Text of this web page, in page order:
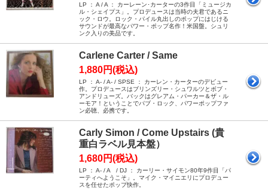
LP ： A / A ： カーレーン･カーターの3作目「ミュージカ
ル・シェイプス」。プロデュースは当時の夫君であるニ
ック・ロウ。ロック・パイル丸出しのポップにはじける
サウンドが最高なパワー・ポップ名作！米国盤。シュリ
ンク入りの美品です。
Carlene Carter / Same
1,880円(税込)
LP ： A- / A- / SPSE ： カーレン・カーターのデビュー
作。プロデュースはブリンズリー・シュワルツとボブ・
アンドリューズ。バックはグレアム・パーカー＆ザ・ル
ーモア！ということでパブ・ロック、パワーポップファ
ン必聴、必携です。
Carly Simon / Come Upstairs (貴
重白ラベル見本盤）
1,680円(税込)
LP ： A- / A / DJ ： カーリー・サイモン80年9作目「パ
ーティへようこそ」。マイク・マイニエリにプロデュー
スを任せたポップ快作。